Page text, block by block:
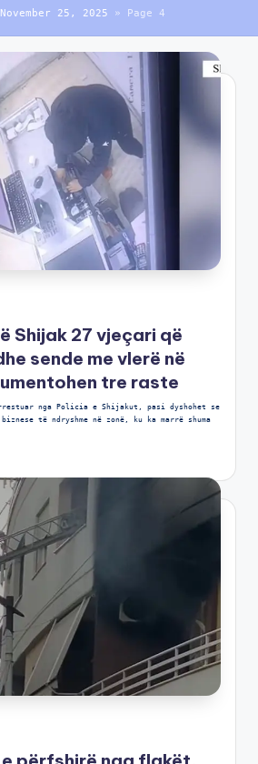
25, 2025 » Page 4
Shijak 27 vjeçari që
sende me vlerë në
tre raste
nga Policia e Shijakut, pasi dyshohet se
të ndryshme në zonë, ku ka marrë shuma